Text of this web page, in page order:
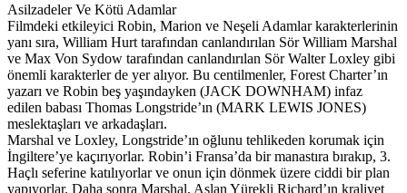
Asilzadeler Ve Kötü Adamlar
Filmdeki etkileyici Robin, Marion ve Neşeli Adamlar karakterlerinin
yanı sıra, William Hurt tarafından canlandırılan Sör William Marshal
ve Max Von Sydow tarafından canlandırılan Sör Walter Loxley gibi
önemli karakterler de yer alıyor. Bu centilmenler, Forest Charter’ın
yazarı ve Robin beş yaşındayken (JACK DOWNHAM) infaz
edilen babası Thomas Longstride’ın (MARK LEWIS JONES)
meslektaşları ve arkadaşları.
Marshal ve Loxley, Longstride’ın oğlunu tehlikeden korumak için
İngiltere’ye kaçırıyorlar. Robin’i Fransa’da bir manastıra bırakıp, 3.
Haçlı seferine katılıyorlar ve onun için dönmek üzere ciddi bir plan
yapıyorlar. Daha sonra Marshal, Aslan Yürekli Richard’ın kraliyet